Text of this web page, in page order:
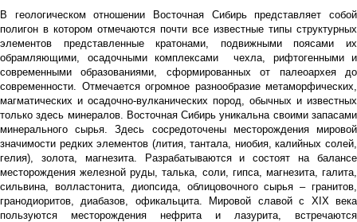
В геологическом отношении Восточная Сибирь представляет собой
полигон в котором отмечаются почти все известные типы структурных
элементов представленные кратонами, подвижными поясами их
обрамляющими, осадочными комплексами чехла, рифтогенными и
современными образованиями, сформированных от палеоархея до
современности. Отмечается огромное разнообразие метаморфических,
магматических и осадочно-вулканических пород, обычных и известных
только здесь минералов. Восточная Сибирь уникальна своими запасами
минерального сырья. Здесь сосредоточены месторождения мировой
значимости редких элементов (лития, тантала, ниобия, калийных солей,
гелия), золота, магнезита. Разрабатываются и состоят на балансе
месторождения железной руды, талька, соли, гипса, магнезита, галита,
сильвина, волластонита, диопсида, облицовочного сырья – гранитов,
гранодиоритов, диабазов, офикальцита. Мировой славой с XIX века
пользуются месторождения нефрита и лазурита, встречаются